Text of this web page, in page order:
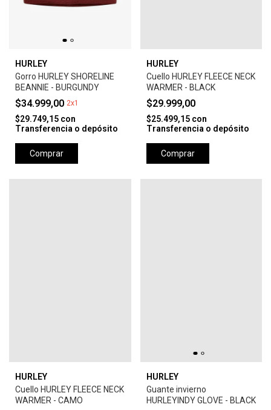
HURLEY
Gorro HURLEY SHORELINE
BEANNIE - BURGUNDY
$34.999,00 2x1
$29.749,15 con
Transferencia o depósito
Comprar
HURLEY
Cuello HURLEY FLEECE NECK
WARMER - BLACK
$29.999,00
$25.499,15 con
Transferencia o depósito
Comprar
HURLEY
Cuello HURLEY FLEECE NECK
WARMER - CAMO
HURLEY
Guante invierno
HURLEYINDY GLOVE - BLACK